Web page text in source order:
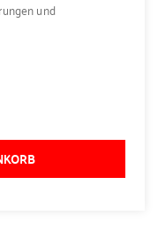
und